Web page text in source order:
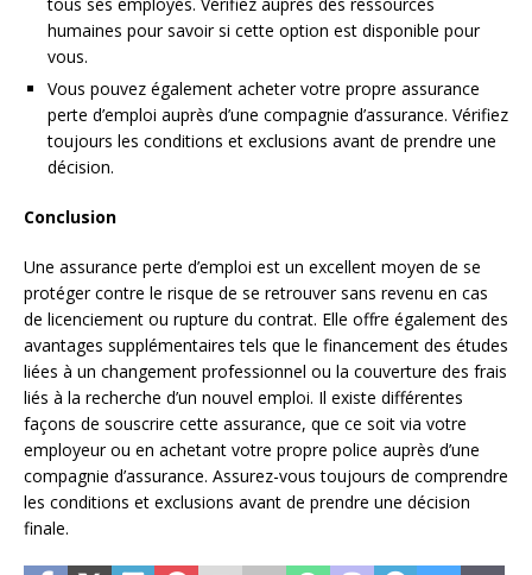
humaines pour savoir si cette option est disponible pour
vous.
Vous pouvez également acheter votre propre assurance
perte d’emploi auprès d’une compagnie d’assurance. Vérifiez
toujours les conditions et exclusions avant de prendre une
décision.
Conclusion
Une assurance perte d’emploi est un excellent moyen de se
protéger contre le risque de se retrouver sans revenu en cas
de licenciement ou rupture du contrat. Elle offre également des
avantages supplémentaires tels que le financement des études
liées à un changement professionnel ou la couverture des frais
liés à la recherche d’un nouvel emploi. Il existe différentes
façons de souscrire cette assurance, que ce soit via votre
employeur ou en achetant votre propre police auprès d’une
compagnie d’assurance. Assurez-vous toujours de comprendre
les conditions et exclusions avant de prendre une décision
finale.